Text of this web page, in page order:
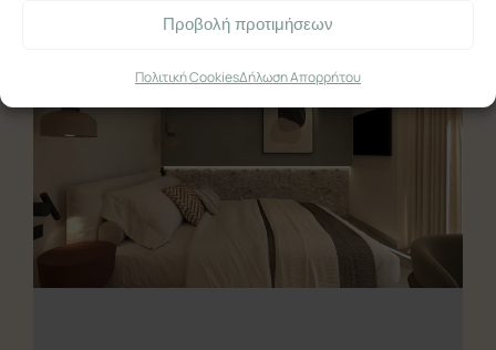
Προβολή προτιμήσεων
Πολιτική CookiesΔήλωση Απορρήτου
Τετράκλινο με Βεράντα
Ελληνικά English